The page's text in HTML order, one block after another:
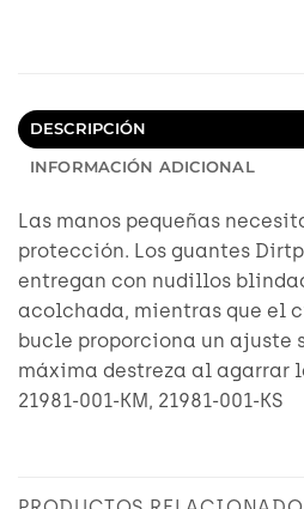
DESCRIPCIÓN
INFORMACIÓN ADICIONAL
Las manos pequeñas
protección. Los guantes
entregan con nudillos
acolchada, mientras que el
bucle proporciona un ajuste
máxima destreza al agarrar
21981-001-KM, 21981-001-KS